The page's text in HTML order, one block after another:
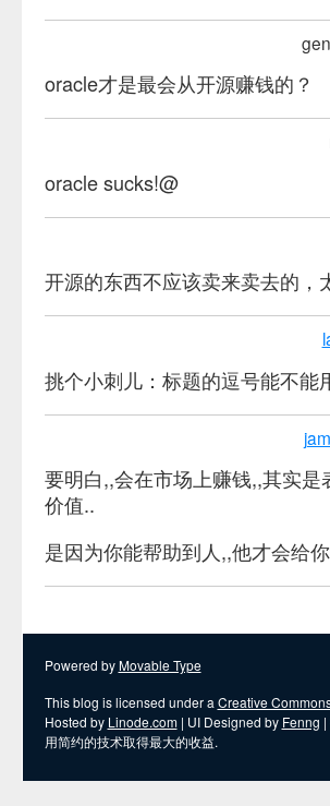
oracle才是最会从开源赚钱的？
oracle sucks!@
开源的东西不应该卖来卖去的，
挑个小刺儿：标题的逗号能不能
要明白,,会在市场上赚钱,,其实
价值..
是因为你能帮助到人,,他才会给
Powered byMovable Type
This blog is licensed under aCreative
Hosted by Linode.com| UI Designed by Fenng |
用简约的技术取得最大的收益.